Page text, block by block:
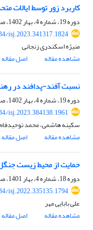
کاربرد زور توسط ایالات
دوره 19، شماره 4، بهار 1402، صفحه
isj.2023.341317.1824
منیژه اسکندری زنجانی
مشاهده مقاله
اصل مقاله
نسبت آفند-پدافند در
دوره 19، شماره 4، بهار 1402، صفحه
isj.2023.384138.1961
سکینه هاشمی، محمد
مشاهده مقاله
اصل مقاله
حمایت از محیط زیست
دوره 18، شماره 4، بهار 1401، صفحه
isj.2022.335135.1794
علی بابایی مهر
مشاهده مقاله
اصل مقاله